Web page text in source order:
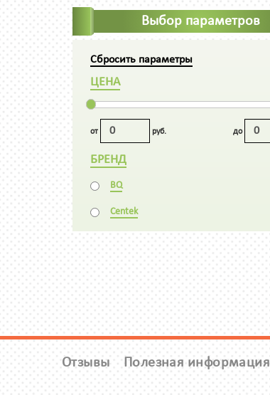
Выбор параметров
Сбросить параметры
ЦЕНА
от руб. до
БРЕНД
BQ
Centek
Отзывы Полезная информация